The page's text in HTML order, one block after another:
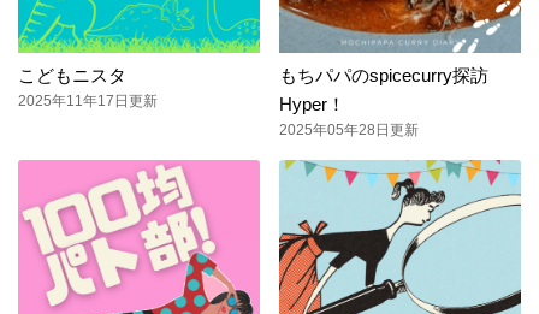
こどもニスタ
2025年11年17日更新
もちパパのspicecurry探訪
Hyper！
2025年05年28日更新